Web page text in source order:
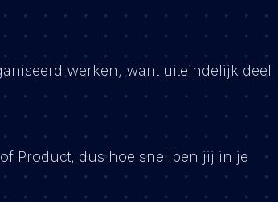
werken, want uiteindelijk deel
Product, dus hoe snel ben jij in je